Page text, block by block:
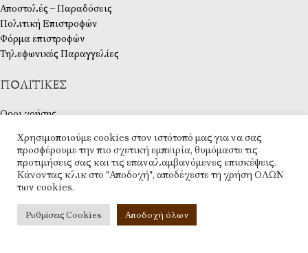
Αποστολές – Παραδόσεις
Πολιτική Επιστροφών
Φόρμα επιστροφών
Τηλεφωνικές Παραγγελίες
ΠΟΛΙΤΙΚΈΣ
Οροι χρήσης
Προσωπικά Δεδομένα
GDPR Εργαλεία
Κώδικας Δεοντολογίας
ΛΟΓΑΡΙΑΣΜΌΣ
Χρησιμοποιούμε cookies στον ιστότοπό μας για να σας
προσφέρουμε την πιο σχετική εμπειρία, θυμόμαστε τις
προτιμήσεις σας και τις επαναλαμβανόμενες επισκέψεις.
Κάνοντας κλικ στο "Αποδοχή", αποδέχεστε τη χρήση ΟΛΩΝ
των cookies.
Ρυθμίσεις Cookies Αποδοχή όλων